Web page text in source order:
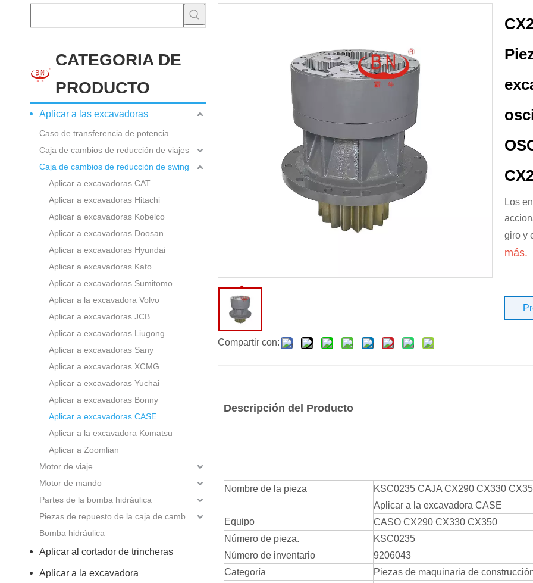
CATEGORIA DE
PRODUCTO
Aplicar a las excavadoras
Caso de transferencia de potencia
Caja de cambios de reducción de viajes
Caja de cambios de reducción de swing
Aplicar a excavadoras CAT
Aplicar a excavadoras Hitachi
Aplicar a excavadoras Kobelco
Aplicar a excavadoras Doosan
Aplicar a excavadoras Hyundai
Aplicar a excavadoras Kato
Aplicar a excavadoras Sumitomo
Aplicar a la excavadora Volvo
Aplicar a excavadoras JCB
Aplicar a excavadoras Liugong
Aplicar a excavadoras Sany
Aplicar a excavadoras XCMG
Aplicar a excavadoras Yuchai
Aplicar a excavadoras Bonny
Aplicar a excavadoras CASE
Aplicar a la excavadora Komatsu
Aplicar a Zoomlian
Motor de viaje
Motor de mando
Partes de la bomba hidráulica
Bomba hidráulica
Aplicar al cortador de trincheras
Aplicar a la excavadora
Compartir con:
Los
giro y
más.
Descripción del Producto
Nombre de la pieza KSC0235 CAJA CX290 CX330
Equipo
Aplicar a la excavadora CASE
CASO CX290 CX330 CX350
Número de pieza.
KSC0235
Número de inventario
9206043
Categoría
Piezas de maquinaria de